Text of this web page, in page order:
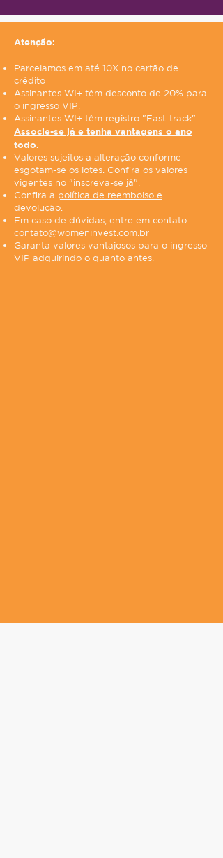
Atenção:
Parcelamos em até 10X no cartão de
crédito
Assinantes WI+ têm desconto de 20% para
o ingresso VIP.
Assinantes WI+ têm registro "Fast-track"
Associe-se já e tenha vantagens o ano
todo.
Valores sujeitos a alteração conforme
esgotam-se os lotes. Confira os valores
vigentes no "inscreva-se já".
Confira a política de reembolso e
devolução.
Em caso de dúvidas, entre em contato:
contato@womeninvest.com.br
Garanta valores vantajosos para o ingresso
VIP adquirindo o quanto antes.